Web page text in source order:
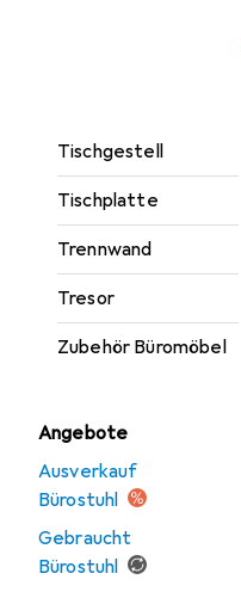
Tischgestell
Tischplatte
Trennwand
Tresor
Zubehör Büromöbel
Angebote
Ausverkauf
Bürostuhl
Gebraucht
Bürostuhl